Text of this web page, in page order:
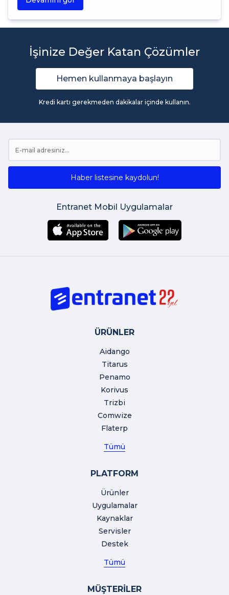
İşinize Değer Katan Çözümler
Hemen kullanmaya başlayın
Kredi kartı gerekmeden dakikalar içinde kullanın.
Haber listesine kaydolun!
Entranet Mobil Uygulamalar
ÜRÜNLER
Aidango
Titarus
Penamo
Korivus
Trizbi
Comwize
Flaterp
Tümü
PLATFORM
Ürünler
Uygulamalar
Kaynaklar
Servisler
Destek
Tümü
MÜŞTERİLER